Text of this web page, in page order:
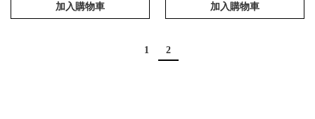
加入購物車 加入購物車
1 2